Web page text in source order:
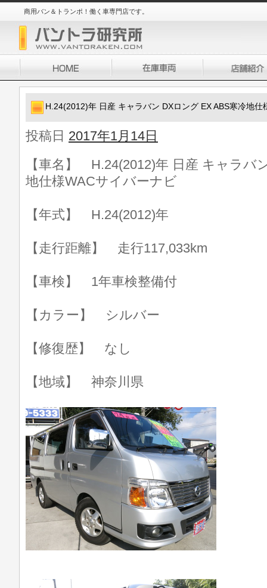
商用バン＆トランポ！働く車専門店です。
H.24(2012)年 日産 キャラバン DXロング EX ABS寒冷地仕
投稿日 2017年1月14日
【車名】 H.24(2012)年 日産 キャラバ
地仕様WACサイバーナビ
【年式】 H.24(2012)年
【走行距離】 走行117,033km
【車検】 1年車検整備付
【カラー】 シルバー
【修復歴】 なし
【地域】 神奈川県